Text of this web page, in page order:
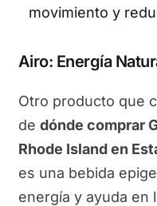
movimiento y
Airo: Energía
Otro producto que
de dónde comprar
Rhode Island en
es una bebida
energía y ayuda en